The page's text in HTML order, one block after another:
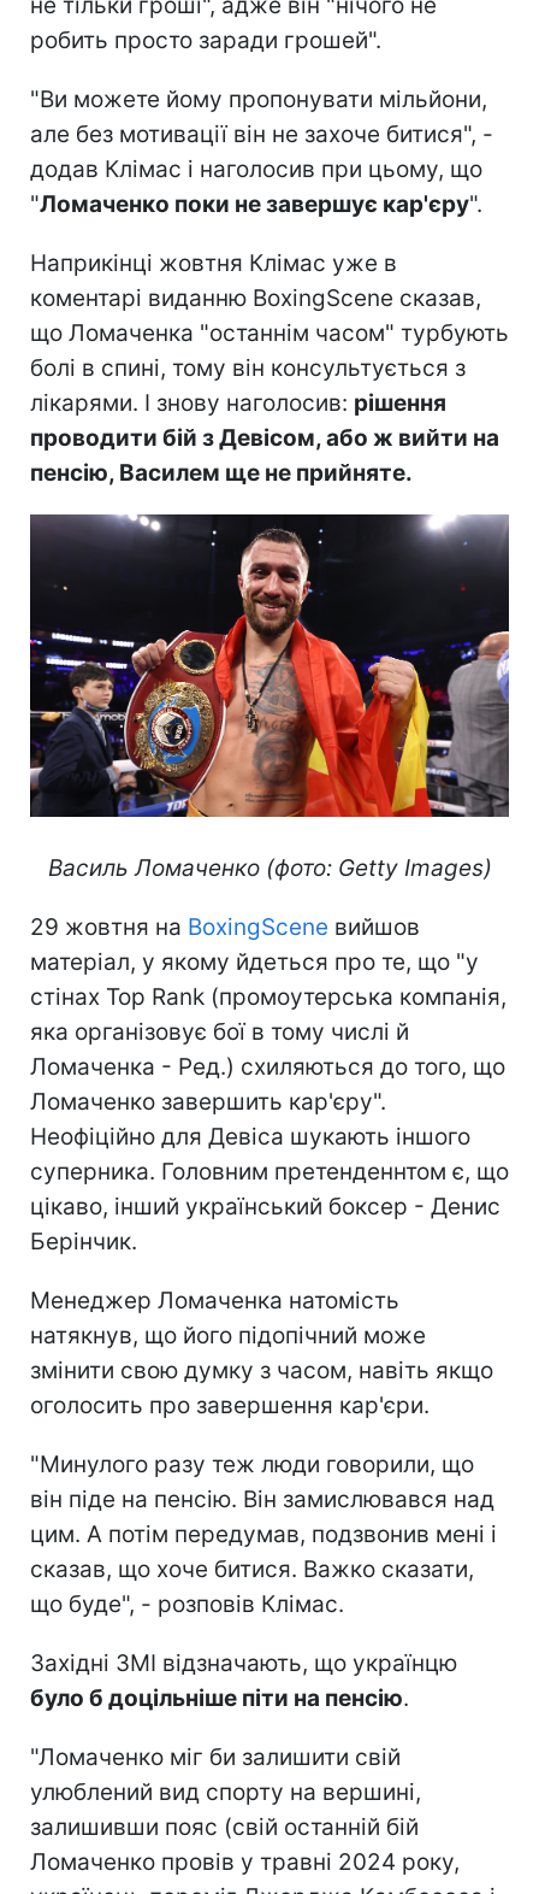
робить просто заради грошей".
"Ви можете йому пропонувати мільйони,
але без мотивації він не захоче битися", -
додав Клімас і наголосив при цьому, що
"Ломаченко поки не завершує кар'єру".
Наприкінці жовтня Клімас уже в
коментарі виданню BoxingScene сказав,
що Ломаченка "останнім часом" турбують
болі в спині, тому він консультується з
лікарями. І знову наголосив: рішення
проводити бій з Девісом, або ж вийти на
пенсію, Василем ще не прийняте.
Василь Ломаченко (фото: Getty Images)
29 жовтня на BoxingScene вийшов
матеріал, у якому йдеться про те, що "у
стінах Top Rank (промоутерська компанія,
яка організовує бої в тому числі й
Ломаченка - Ред.) схиляються до того, що
Ломаченко завершить кар'єру".
Неофіційно для Девіса шукають іншого
суперника. Головним претенденнтом є, що
цікаво, інший український боксер - Денис
Берінчик.
Менеджер Ломаченка натомість
натякнув, що його підопічний може
змінити свою думку з часом, навіть якщо
оголосить про завершення кар'єри.
"Минулого разу теж люди говорили, що
він піде на пенсію. Він замислювався над
цим. А потім передумав, подзвонив мені і
сказав, що хоче битися. Важко сказати,
що буде", - розповів Клімас.
Західні ЗМІ відзначають, що українцю
було б доцільніше піти на пенсію.
"Ломаченко міг би залишити свій
улюблений вид спорту на вершині,
залишивши пояс (свій останній бій
Ломаченко провів у травні 2024 року,